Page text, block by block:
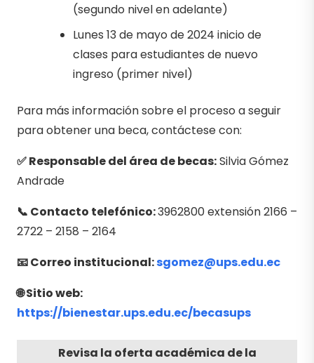
(segundo nivel en adelante)
Lunes 13 de mayo de 2024 inicio de
clases para estudiantes de nuevo
ingreso (primer nivel)
Para más información sobre el proceso a seguir
para obtener una beca, contáctese con:
✅ Responsable del área de becas:Silvia Gómez
Andrade
📞 Contacto telefónico:3962800 extensión 2166 –
2722 – 2158 – 2164
📧 Correo institucional:sgomez@ups.edu.ec
🌐 Sitio web:
https://bienestar.ups.edu.ec/becasups
Revisa la oferta académica de la